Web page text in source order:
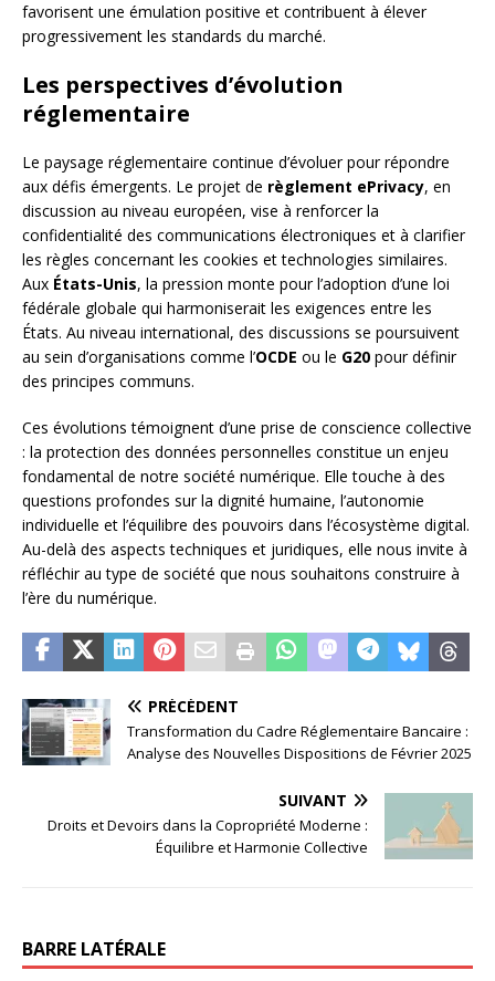
favorisent une émulation positive et contribuent à élever
progressivement les standards du marché.
Les perspectives d’évolution
réglementaire
Le paysage réglementaire continue d’évoluer pour répondre
aux défis émergents. Le projet de règlement ePrivacy, en
discussion au niveau européen, vise à renforcer la
confidentialité des communications électroniques et à clarifier
les règles concernant les cookies et technologies similaires.
Aux États-Unis, la pression monte pour l’adoption d’une loi
fédérale globale qui harmoniserait les exigences entre les
États. Au niveau international, des discussions se poursuivent
au sein d’organisations comme l’OCDE ou le G20 pour définir
des principes communs.
Ces évolutions témoignent d’une prise de conscience collective
: la protection des données personnelles constitue un enjeu
fondamental de notre société numérique. Elle touche à des
questions profondes sur la dignité humaine, l’autonomie
individuelle et l’équilibre des pouvoirs dans l’écosystème digital.
Au-delà des aspects techniques et juridiques, elle nous invite à
réfléchir au type de société que nous souhaitons construire à
l’ère du numérique.
PRÉCÉDENT
Transformation du Cadre Réglementaire Bancaire :
Analyse des Nouvelles Dispositions de Février 2025
SUIVANT
Droits et Devoirs dans la Copropriété Moderne :
Équilibre et Harmonie Collective
BARRE LATÉRALE